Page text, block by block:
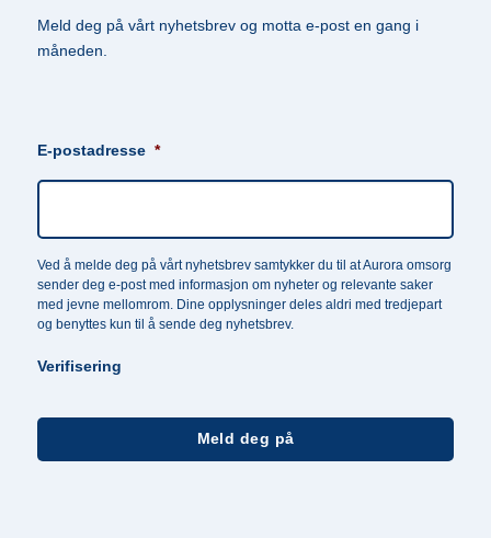
Meld deg på vårt nyhetsbrev og motta e-post en gang i
måneden.
E-postadresse *
Ved å melde deg på vårt nyhetsbrev samtykker du til at Aurora omsorg
sender deg e-post med informasjon om nyheter og relevante saker
med jevne mellomrom. Dine opplysninger deles aldri med tredjepart
og benyttes kun til å sende deg nyhetsbrev.
Verifisering